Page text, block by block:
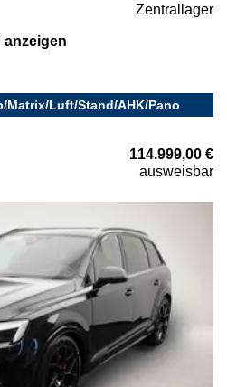
Zentrallager
anzeigen
Matrix/Luft/Stand/AHK/Pano
114.999,00 €
ausweisbar